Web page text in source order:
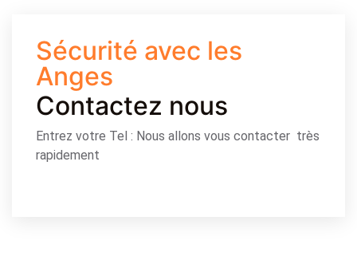
Sécurité avec les
Anges
Contactez nous
Entrez votre Tel : Nous allons vous contacter très
rapidement